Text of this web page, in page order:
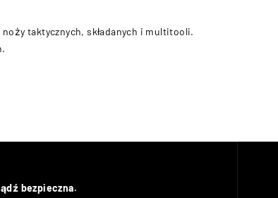
taktycznych, składanych i multitooli.
bezpieczna.